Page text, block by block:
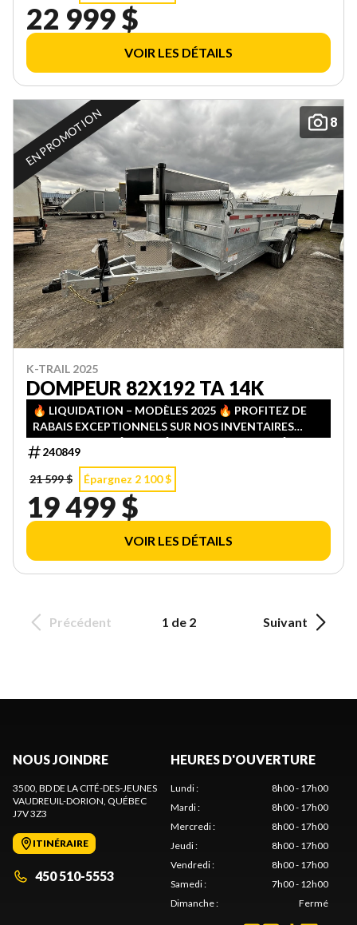
22 999 $
VOIR LES DÉTAILS
8
EN PROMOTION
K-TRAIL 2025
DOMPEUR 82X192 TA 14K
🔥 LIQUIDATION – MODÈLES 2025 🔥 PROFITEZ DE
RABAIS EXCEPTIONNELS SUR NOS INVENTAIRES
2025! QUANTITÉS LIMITÉES — PREMIER ARRIVÉ,
PREMIER SERVI!
240849
21 599 $
Épargnez 2 100 $
19 499 $
VOIR LES DÉTAILS
Précédent 1 de 2 Suivant
NOUS JOINDRE
3500, BD DE LA CITÉ-DES-JEUNES
VAUDREUIL-DORION , QUÉBEC
J7V 3Z3
ITINÉRAIRE
450 510-5553
HEURES D'OUVERTURE
Lundi:
8h00 - 17h00
Mardi:
8h00 - 17h00
Mercredi:
8h00 - 17h00
Jeudi:
8h00 - 17h00
Vendredi:
8h00 - 17h00
Samedi:
7h00 - 12h00
Dimanche: Fermé